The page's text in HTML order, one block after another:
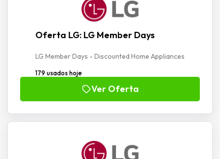
Oferta LG: LG Member Days
LG Member Days - Discounted Home Appliances
179 usados hoje
Ver Oferta